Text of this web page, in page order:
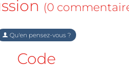
(0
Qu'en pensez-vous ?
Code